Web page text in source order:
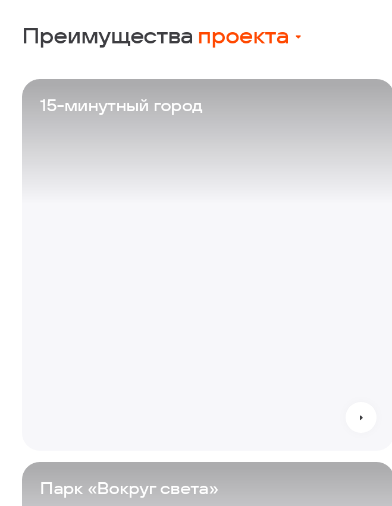
Преимущества проекта
Проект
Дом
15-минутный город
Парк «Вокруг света»